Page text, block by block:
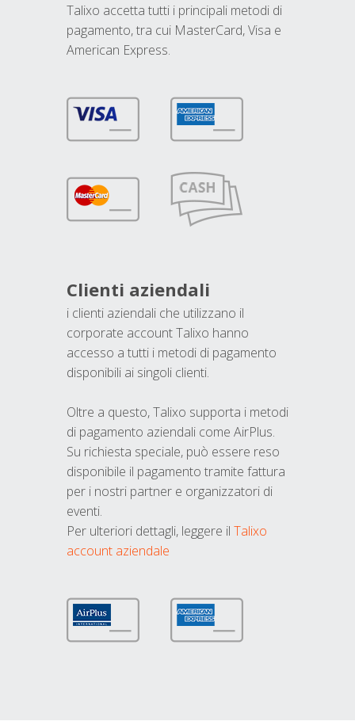
Talixo accetta tutti i principali metodi di
pagamento, tra cui MasterCard, Visa e
American Express.
Clienti aziendali
i clienti aziendali che utilizzano il
corporate account Talixo hanno
accesso a tutti i metodi di pagamento
disponibili ai singoli clienti.
Oltre a questo, Talixo supporta i metodi
di pagamento aziendali come AirPlus.
Su richiesta speciale, può essere reso
disponibile il pagamento tramite fattura
per i nostri partner e organizzatori di
eventi.
Per ulteriori dettagli, leggere il Talixo
account aziendale